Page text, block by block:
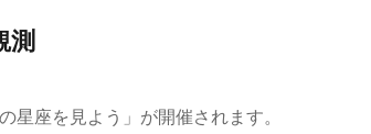
測
座を見よう」が開催されます。